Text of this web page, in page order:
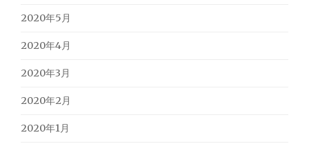
2020年5月
2020年4月
2020年3月
2020年2月
2020年1月